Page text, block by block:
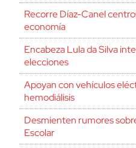
Recorre Díaz-Canel
economía
Encabeza Lula da Silva
elecciones
Apoyan con vehículos
hemodiálisis
Desmienten rumores
Escolar